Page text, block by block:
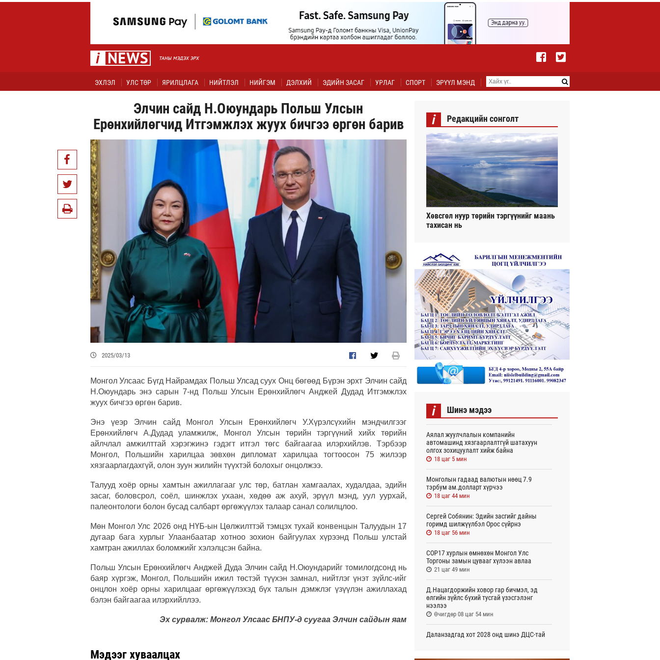
ЭХЛЭЛ УЛС ТӨР ЯРИЛЦЛАГА НИЙТЛЭЛ НИЙГЭМ ДЭЛХИЙ ЭДИЙН ЗАСАГ УРЛАГ СПОРТ ЭРҮҮЛ МЭНД
Элчин сайд Н.Оюундарь Польш Улсын
Ерөнхийлөгчид Итгэмжлэх жуух бичгээ өргөн барив
2025/03/13
Монгол Улсаас Бүгд Найрамдах Польш Улсад суух Онц бөгөөд Бүрэн эрхт Элчин сайд
Н.Оюундарь энэ сарын 7-нд Польш Улсын Ерөнхийлөгч Анджей Дудад Итгэмжлэх
жуух бичгээ өргөн барив.
Энэ үеэр Элчин сайд Монгол Улсын Ерөнхийлөгч У.Хүрэлсүхийн мэндчилгээг
Ерөнхийлөгч А.Дудад уламжилж, Монгол Улсын төрийн тэргүүний хийх төрийн
айлчлал амжилттай хэрэгжинэ гэдэгт итгэл төгс байгаагаа илэрхийлэв. Тэрбээр
Монгол, Польшийн харилцаа зөвхөн дипломат харилцаа тогтоосон 75 жилээр
хязгаарлагдахгүй, олон зуун жилийн түүхтэй болохыг онцолжээ.
Талууд хоёр орны хамтын ажиллагааг улс төр, батлан хамгаалах, худалдаа, эдийн
засаг, боловсрол, соёл, шинжлэх ухаан, хөдөө аж ахуй, эрүүл мэнд, уул уурхай,
палеонтологи болон бусад салбарт өргөжүүлэх талаар санал солилцлоо.
Мөн Монгол Улс 2026 онд НҮБ-ын Цөлжилттэй тэмцэх тухай конвенцын Талуудын 17
дугаар бага хурлыг Улаанбаатар хотноо зохион байгуулах хүрээнд Польш улстай
хамтран ажиллах боломжийг хэлэлцсэн байна.
Польш Улсын Ерөнхийлөгч Анджей Дуда Элчин сайд Н.Оюундарийг томилогдсонд нь
баяр хүргэж, Монгол, Польшийн ижил төстэй түүхэн замнал, нийтлэг үнэт зүйлс-ийг
онцлон хоёр орны харилцааг өргөжүүлэхэд бүх талын дэмжлэг үзүүлэн ажиллахад
бэлэн байгаагаа илэрхийллээ.
Эх сурвалж: Монгол Улсаас БНПУ-д суугаа Элчин сайдын яам
Мэдээг хуваалцах
i Редакцийн сонголт
Хөвсгөл нуур төрийн тэргүүнийг маань
тахисан нь
i Шинэ мэдээ
Аялал жуулчлалын компанийн
автомашинд хязгаарлалтгүй шатахуун
олгох зохицуулалт хийж байна
18 цаг 5 мин
Монголын гадаад валютын нөөц 7.9
тэрбум ам.долларт хүрчээ
18 цаг 44 мин
Сергей Собянин: Эдийн засгийг дайны
горимд шилжүүлбэл Орос сүйрнэ
18 цаг 56 мин
COP17 хурлын өмнөхөн Монгол Улс
Торгоны замын цувааг хүлээн авлаа
21 цаг 49 мин
Д.Нацагдоржийн ховор гар бичмэл, эд
өлгийн зүйлс бүхий тусгай үзэсгэлэнг
нээлээ
Өчигдөр 08 цаг 54 мин
Даланзадгад хот 2028 онд шинэ ДЦС-тай